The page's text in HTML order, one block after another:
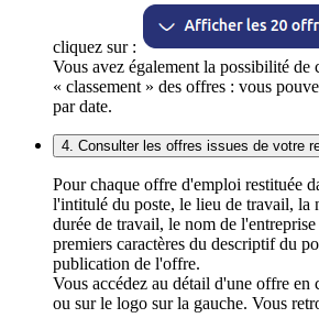
cliquez sur :
Vous avez également la possibilité de
« classement » des offres : vous
par date.
4. Consulter les offres issues de votre
Pour chaque offre d'emploi restituée
l'intitulé du poste, le lieu de travail, la
durée de travail, le nom de
premiers caractères du descriptif du
publication de l'offre.
Vous accédez au détail d'une offre
ou sur le logo sur la gauche. Vous